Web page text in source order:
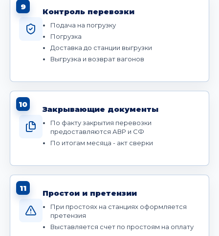
9
Контроль перевозки
Подача на погрузку
Погрузка
Доставка до станции выгрузки
Выгрузка и возврат вагонов
10
Закрывающие документы
По факту закрытия перевозки
предоставляются АВР и СФ
По итогам месяца - акт сверки
11
Простои и претензии
При простоях на станциях оформляется
претензия
Выставляется счет по простоям на оплату